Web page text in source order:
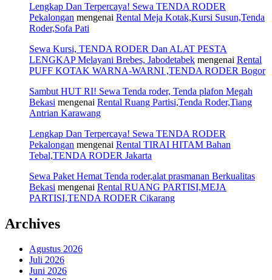
Lengkap Dan Terpercaya! Sewa TENDA RODER
Pekalongan mengenai Rental Meja Kotak,Kursi Susun,Tenda
Roder,Sofa Pati
Sewa Kursi, TENDA RODER Dan ALAT PESTA
LENGKAP Melayani Brebes, Jabodetabek mengenai Rental
PUFF KOTAK WARNA-WARNI ,TENDA RODER Bogor
Sambut HUT RI! Sewa Tenda roder, Tenda plafon Megah
Bekasi mengenai Rental Ruang Partisi,Tenda Roder,Tiang
Antrian Karawang
Lengkap Dan Terpercaya! Sewa TENDA RODER
Pekalongan mengenai Rental TIRAI HITAM Bahan
Tebal,TENDA RODER Jakarta
Sewa Paket Hemat Tenda roder,alat prasmanan Berkualitas
Bekasi mengenai Rental RUANG PARTISI,MEJA
PARTISI,TENDA RODER Cikarang
Archives
Agustus 2026
Juli 2026
Juni 2026